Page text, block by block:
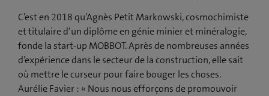
C’est en 2018 qu’Agnès Petit Markowski, cosmochimiste
et titulaire d’un diplôme en génie minier et minéralogie,
fonde la start-up MOBBOT. Après de nombreuses années
d’expérience dans le secteur de la construction, elle sait
où mettre le curseur pour faire bouger les choses.
Aurélie Favier : « Nous nous efforçons de promouvoir